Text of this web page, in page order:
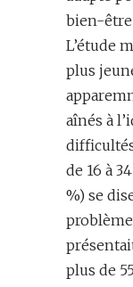
bien-être
L’étude
plus
aînés à
de 16 à
%) se
plus de